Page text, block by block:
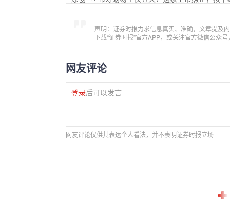
声明：证券时报力求信息真实、准确，文章提及
下载“证券时报”官方APP，或关注官方微信公众
网友评论
登录后可以发言
网友评论仅供其表达个人看法，并不表明证券时报立场